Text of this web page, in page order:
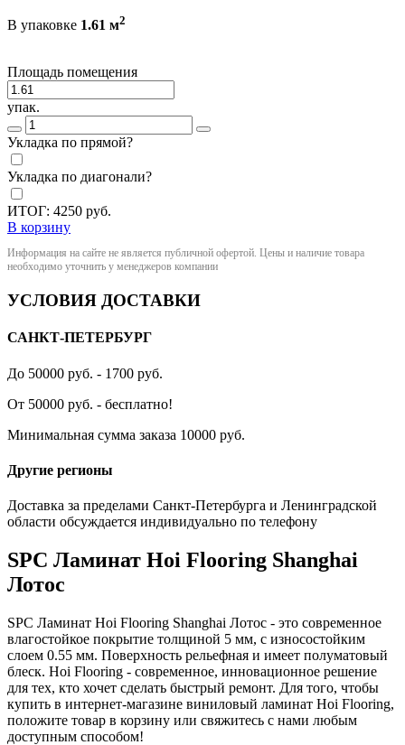
В упаковке 1.61 м2
Площадь помещения
упак.
Укладка по прямой?
Укладка по диагонали?
ИТОГ: 4250 руб.
В корзину
Информация на сайте не является публичной офертой. Цены и наличие товара
необходимо уточнить у менеджеров компании
УСЛОВИЯ ДОСТАВКИ
САНКТ-ПЕТЕРБУРГ
До 50000 руб. - 1700 руб.
От 50000 руб. - бесплатно!
Минимальная сумма заказа 10000 руб.
Другие регионы
Доставка за пределами Санкт-Петербурга и Ленинградской
области обсуждается индивидуально по телефону
SPC Ламинат Hoi Flooring Shanghai
Лотос
SPC Ламинат Hoi Flooring Shanghai Лотос - это современное
влагостойкое покрытие толщиной 5 мм, с износостойким
слоем 0.55 мм. Поверхность рельефная и имеет полуматовый
блеск. Hoi Flooring - современное, инновационное решение
для тех, кто хочет сделать быстрый ремонт. Для того, чтобы
купить в интернет-магазине виниловый ламинат Hoi Flooring,
положите товар в корзину или свяжитесь с нами любым
доступным способом!